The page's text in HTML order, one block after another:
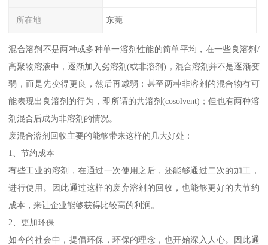
所在地 东莞
混合溶剂不是两种或多种单一溶剂性能的简单平均，在一些良溶剂/
高聚物溶液中，逐渐加入劣溶剂(或非溶剂)，混合溶剂并不是逐渐变
弱，而是先变得更良，然后再减弱；甚至两种非溶剂的混合物有可
能表现出良溶剂的行为，即所谓的共溶剂(cosolvent)；但也有两种溶
剂混合后成为非溶剂的情况。
废混合溶剂回收主要的能够带来这样的几大好处：
1、节约成本
有些工业的溶剂，在通过一次使用之后，还能够通过二次的加工，
进行使用。因此通过这样的废弃溶剂的回收，也能够更好的去节约
成本，来让企业能够获得比较高的利润。
2、更加环保
如今的社会中，提倡环保，环保的理念，也开始深入人心。因此通